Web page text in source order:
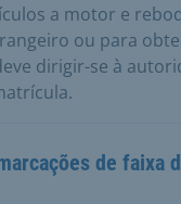
a motor e
ou para
dirigir-se à
de faixa